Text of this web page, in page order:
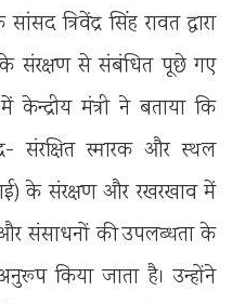
त्रिवेंद्र सिंह रावत द्वारा
के संरक्षण से संबंधित पूछे गए
केन्द्रीय मंत्री ने बताया कि
संरक्षित स्मारक और स्थल
के संरक्षण और रखरखाव में
संसाधनों की उपलब्धता के
किया जाता है। उन्होंने